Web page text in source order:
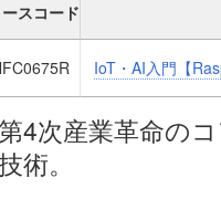
ースコード
IoT・AI入門【
第4次産業革命の
術。